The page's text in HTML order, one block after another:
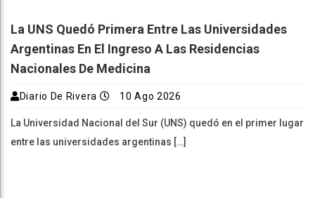
La UNS Quedó Primera Entre Las Universidades
Argentinas En El Ingreso A Las Residencias
Nacionales De Medicina
Diario De Rivera 10 Ago 2026
La Universidad Nacional del Sur (UNS) quedó en el primer lugar
entre las universidades argentinas […]